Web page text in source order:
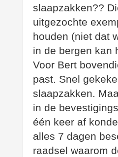
slaapzakken??
uitgezochte
houden (niet dat
in de bergen kan
Voor Bert
past. Snel
slaapzakken.
in de
één keer af
alles 7 dagen
raadsel waarom